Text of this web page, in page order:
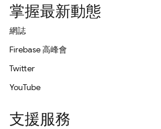
掌握最新動態
網誌
Firebase 高峰會
Twitter
YouTube
支援服務